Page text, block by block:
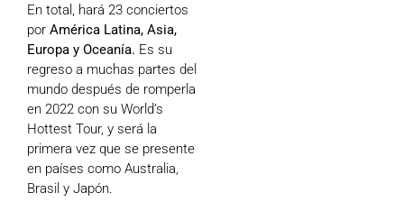
En total, hará 23 conciertos
por América Latina, Asia,
Europa y Oceanía. Es su
regreso a muchas partes del
mundo después de romperla
en 2022 con su World’s
Hottest Tour, y será la
primera vez que se presente
en países como Australia,
Brasil y Japón.